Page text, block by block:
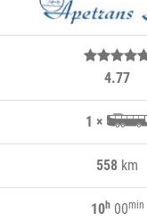
4.77
1 ×
558 km
10h00min